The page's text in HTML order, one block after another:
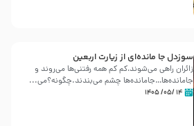
سوزدل جا مانده‌ای از زیارت اربعین
زائران راهی می‌شوند،کم‌ کم همه رفتنی‌ها می‌روند و
جامانده‌ها…جامانده‌ها چشم می‌بندند.چگونه؟می‌...
۱۴ /۰۵/ ۱۴۰۵